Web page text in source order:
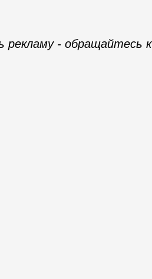
рекламу - обращайтесь к